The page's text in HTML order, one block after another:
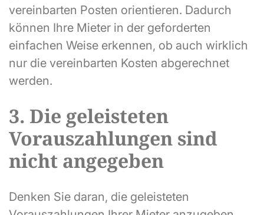
vereinbarten Posten orientieren. Dadurch
können Ihre Mieter in der geforderten
einfachen Weise erkennen, ob auch wirklich
nur die vereinbarten Kosten abgerechnet
werden.
3. Die geleisteten
Vorauszahlungen sind
nicht angegeben
Denken Sie daran, die geleisteten